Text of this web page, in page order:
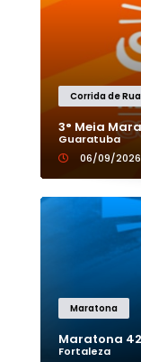
Corrida de Rua
3° Meia
Guaratuba
06/09/2026
Maratona
Maratona
Fortaleza